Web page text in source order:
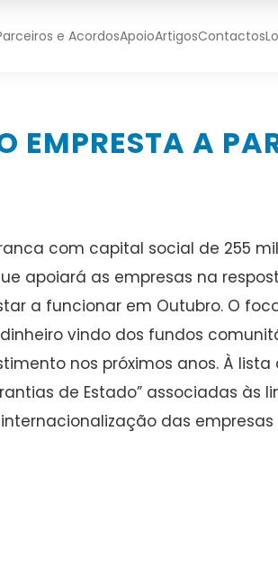
e AcordosApoioArtigosContactos
EMPRESTA A
com capital social de 255
apoiará as empresas na
a funcionar em Outubro. O
vindo dos fundos
nos próximos anos. À
de Estado” associadas às
das empresas